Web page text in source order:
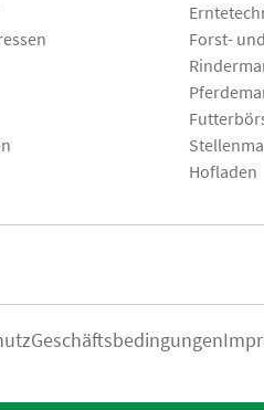
Forst-
Hofladen
Geschäftsbedingungen